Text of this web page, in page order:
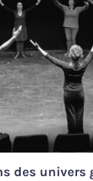
des univers